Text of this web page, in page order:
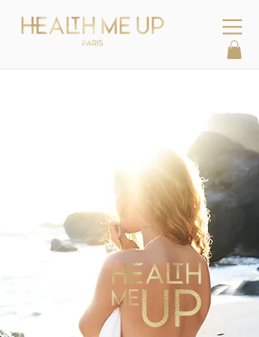
Comment perdre du ventre, maigrir
vite ou rajeunir quand on habites à
Saint-Cloud?
Health Me Up vous accompagne par
naturopathie nutrition,cryoskin
luxuponcture,sculpting,gym
métabolique
.. Retrouvez santé, bien-
être et épanouissement.